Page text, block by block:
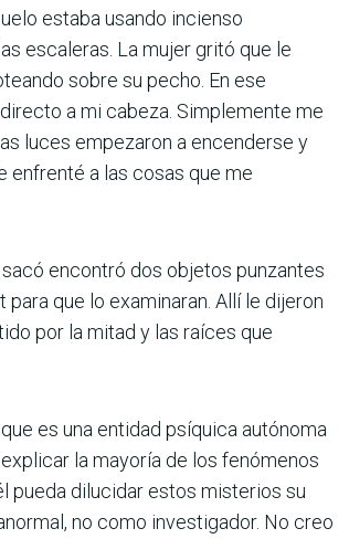
estaba usando incienso
escaleras. La mujer gritó que le
sobre su pecho. En ese
a mi cabeza. Simplemente me
luces empezaron a encenderse y
enfrenté a las cosas que me
encontró dos objetos punzantes
que lo examinaran. Allí le dijeron
por la mitad y las raíces que
es una entidad psíquica autónoma
la mayoría de los fenómenos
pueda dilucidar estos misterios su
no como investigador. No creo